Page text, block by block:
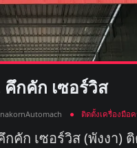
คึกคัก เซอร์วิส
ติดตั้งเครื่องมือ
กคัก เซอร์วิส (พังงา)